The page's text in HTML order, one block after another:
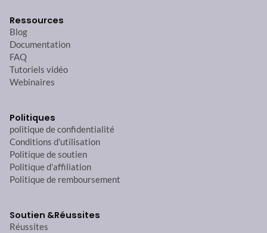
Ressources
Blog
Documentation
FAQ
Tutoriels vidéo
Webinaires
Politiques
politique de confidentialité
Conditions d'utilisation
Politique de soutien
Politique d'affiliation
Politique de remboursement
Soutien &Réussites
Réussites